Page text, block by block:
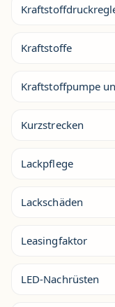
Kraftstoffe
Kraftstoffpumpe
Kurzstrecken
Lackpflege
Lackschäden
Leasingfaktor
LED-Nachrüsten